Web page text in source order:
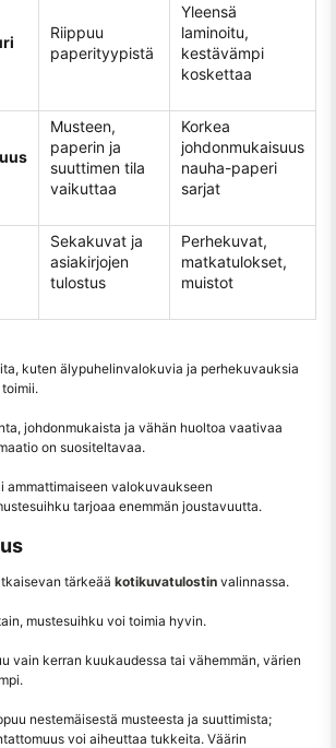
Riippuu
paperityypistä
Yleensä
laminoitu,
kestävämpi
koskettaa
Musteen,
paperin ja
suuttimen tila
vaikuttaa
Korkea
johdonmukaisuus
nauha-paperi
sarjat
Sekakuvat ja
asiakirjojen
tulostus
Perhekuvat,
matkatulokset,
muistot
kuten älypuhelinvalokuvia ja perhekuvauksia
johdonmukaista ja vähän huoltoa vaativaa
on suositeltavaa.
ammattimaiseen valokuvaukseen
tarjoaa enemmän joustavuutta.
tärkeää kotikuvatulostin valinnassa.
mustesuihku voi toimia hyvin.
vain kerran kuukaudessa tai vähemmän, värien
nestemäisestä musteesta ja suuttimista;
voi aiheuttaa tukkeita. Väärin